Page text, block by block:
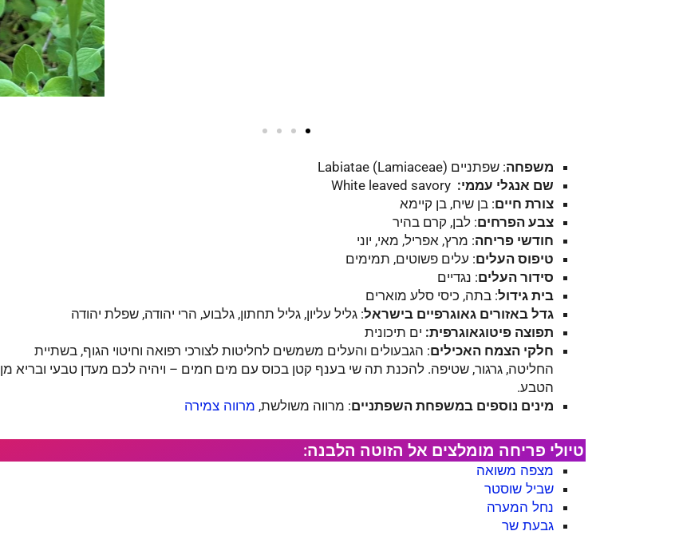
משפחה: שפתניים (Labiatae (Lamiaceae
שם אנגלי עממי:
צורת חיים: בן שיח, בן קיימא
צבע הפרחים: לבן, קרם בהיר
חודשי פריחה: מרץ, אפריל, מאי, יוני
טיפוס העלים: עלים פשוטים, תמימים
סידור העלים: נגדיים
בית גידול: בתה, כיסי סלע מוארים
גדל באזורים גאוגרפיים בישראל: גליל עליון, גליל תחתון, גלבוע, הרי יהודה, שפלת יהודה
תפוצה פיטוגאוגרפית: ים תיכונית
חלקי הצמח האכילים: הגבעולים והעלים משמשים לחליטות לצורכי רפואה וחיטוי הגוף, בשתיית
החליטה, גרגור, שטיפה. להכנת תה שי בענף קטן בכוס עם מים חמים – ויהיה לכם מעדן טבעי ובריא מן
הטבע.
מינים נוספים במשפחת השפתניים: מרווה משולשת, מרווה צמירה
טיולי פריחה מומלצים אל הזוטה הלבנה:
מצפה משואה
שביל שוסטר
נחל המערה
גבעת שר